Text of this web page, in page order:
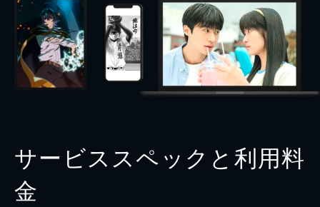
サービススペックと利用料
金